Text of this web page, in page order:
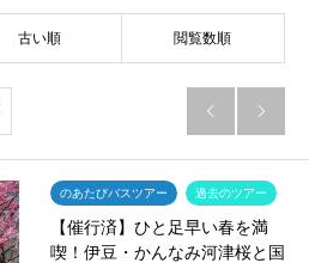
古い順 閲覧数順
 
のあたびバスツアー 過去のツアー
【催行済】ひと足早い春を満
喫！伊豆・かんなみ河津桜と国